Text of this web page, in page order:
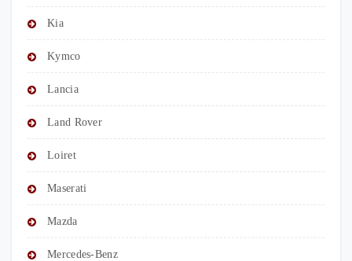
Kia
Kymco
Lancia
Land Rover
Loiret
Maserati
Mazda
Mercedes-Benz